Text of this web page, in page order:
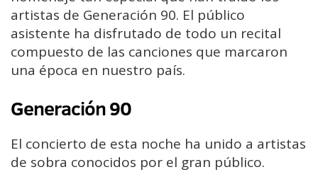
artistas de Generación 90. El público
asistente ha disfrutado de todo un recital
compuesto de las canciones que marcaron
una época en nuestro país.
Generación 90
El concierto de esta noche ha unido a artistas
de sobra conocidos por el gran público.